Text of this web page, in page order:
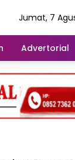
Jumat, 7
Advertorial